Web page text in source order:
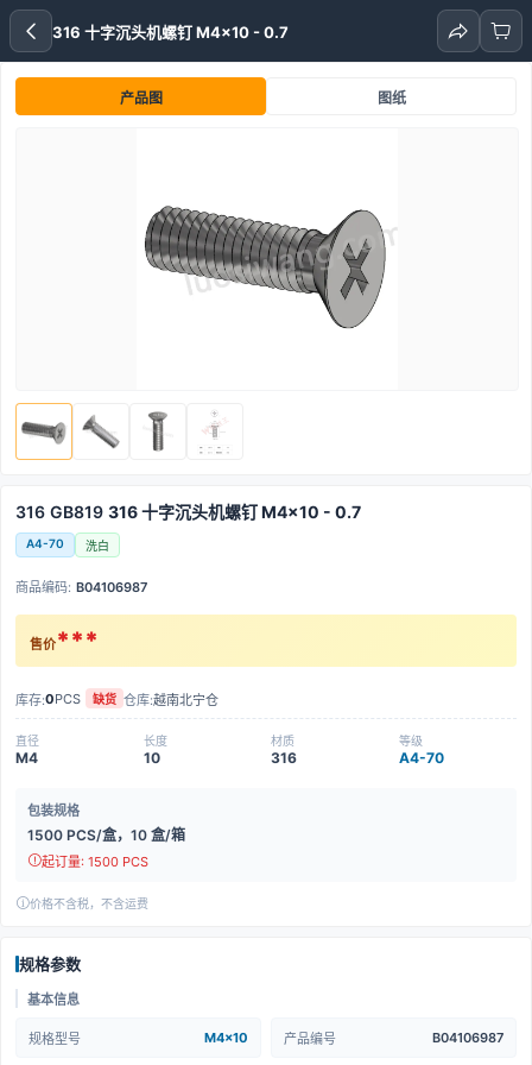
316 十字沉头机螺钉 M4x10 - 0.7
产品图 图纸
316 GB819 316 十字沉头机螺钉 M4x10 - 0.7
A4-70 洗白
商品编码: B04106987
售价***
库存:0PCS 缺货 仓库:越南北宁仓
直径
M4
长度
10
材质
316
等级
A4-70
包装规格
1500 PCS/盒，10 盒/箱
起订量: 1500 PCS
价格不含税，不含运费
规格参数
基本信息
规格型号 M4x10 产品编号 B04106987